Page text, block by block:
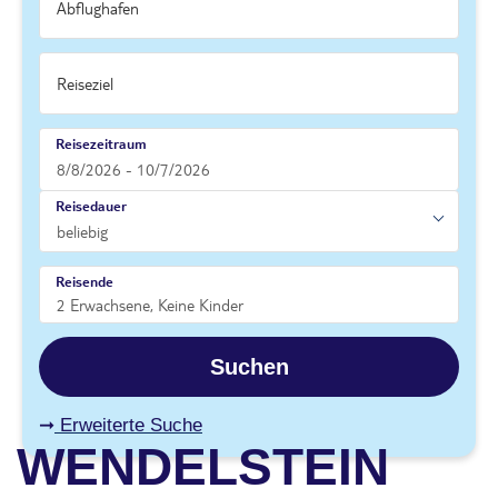
Reisezeitraum
Reisedauer
Reisende
Suchen
Erweiterte Suche
WENDELSTEIN